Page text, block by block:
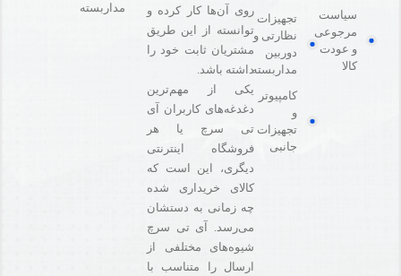
سیاست
مرجوعی
و عودت
کالا
تجهیزات
نظارتی و
دوربین
مداربسته
کامپیوتر
و
تجهیزات
جانبی
روی آن‌ها کار کرده و
توانسته از این طریق
مشتریان ثابت خود را
داشته باشد.
یکی از مهم‌ترین
دغدغه‌های کاربران آی
تی سرچ یا هر
فروشگاه‌ اینترنتی
دیگری، این است که
کالای خریداری شده
چه زمانی به دستشان
می‌رسد. آی تی سرچ
شیوه‌های مختلفی از
ارسال را متناسب با
مداربسته